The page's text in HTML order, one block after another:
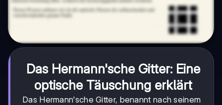
Das Hermann'sche Gitter: Eine
optische Täuschung erklärt
Das Hermann'sche Gitter, benannt nach seinem